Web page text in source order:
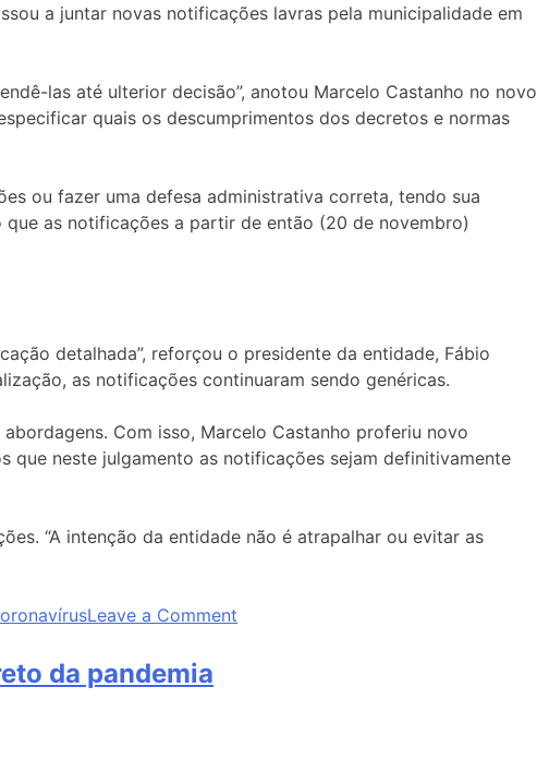
a juntar novas notificações lavras pela municipalidade em
las até ulterior decisão”, anotou Marcelo Castanho no novo
quais os descumprimentos dos decretos e normas
ou fazer uma defesa administrativa correta, tendo sua
as notificações a partir de então (20 de novembro)
detalhada”, reforçou o presidente da entidade, Fábio
as notificações continuaram sendo genéricas.
Com isso, Marcelo Castanho proferiu novo
que neste julgamento as notificações sejam definitivamente
“A intenção da entidade não é atrapalhar ou evitar as
Leave a Comment
da pandemia